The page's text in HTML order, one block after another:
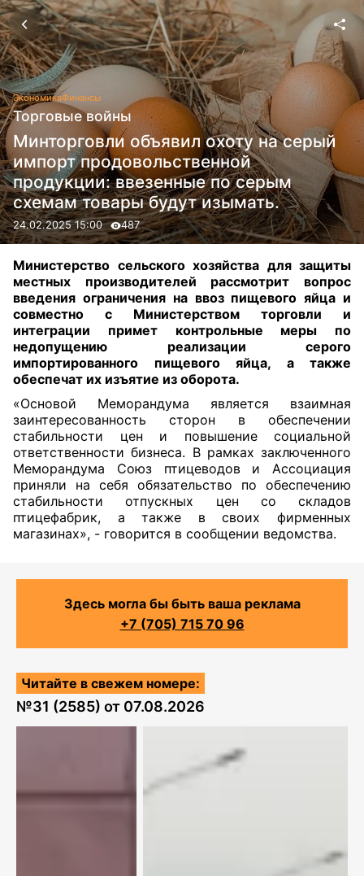
ЭкономикаФинансы
Торговые войны
Минторговли объявил охоту на серый
импорт продовольственной
продукции: ввезенные по серым
схемам товары будут изымать.
24.02.2025 15:00 487
Министерство сельского хозяйства для защиты
местных производителей рассмотрит вопрос
введения ограничения на ввоз пищевого яйца и
совместно с Министерством торговли и
интеграции примет контрольные меры по
недопущению реализации серого
импортированного пищевого яйца, а также
обеспечат их изъятие из оборота.
«Основой Меморандума является взаимная
заинтересованность сторон в обеспечении
стабильности цен и повышение социальной
ответственности бизнеса. В рамках заключенного
Меморандума Союз птицеводов и Ассоциация
приняли на себя обязательство по обеспечению
стабильности отпускных цен со складов
птицефабрик, а также в своих фирменных
магазинах», - говорится в сообщении ведомства.
Здесь могла бы быть ваша реклама
+7 (705) 715 70 96
Читайте в свежем номере:
№31 (2585) от 07.08.2026